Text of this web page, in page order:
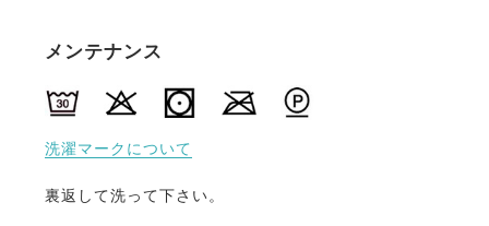
メンテナンス
洗濯マークについて
裏返して洗って下さい。